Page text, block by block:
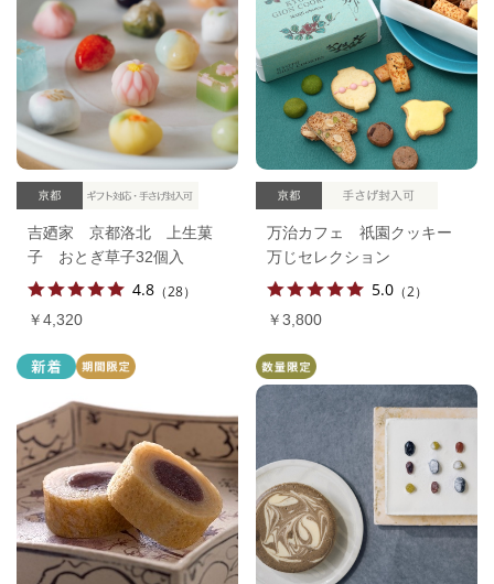
吉廼家 京都洛北 上生菓
子 おとぎ草子32個入
4.8 （28）
￥4,320
万治カフェ 祇園クッキー
万じセレクション
5.0 （2）
￥3,800